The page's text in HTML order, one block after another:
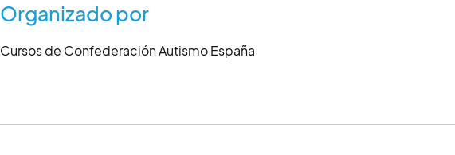
Organizado por
Cursos de Confederación Autismo España